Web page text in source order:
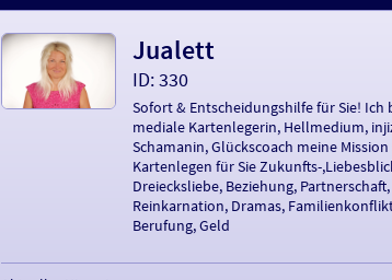
Jualett
ID: 330
Sofort & Entscheidungshilfe für Sie! Ich
mediale Kartenlegerin, Hellmedium,
Schamanin, Glückscoach meine Mission
Kartenlegen für Sie Zukunfts-
Dreiecksliebe, Beziehung, Partnerschaft,
Reinkarnation, Dramas,
Berufung, Geld